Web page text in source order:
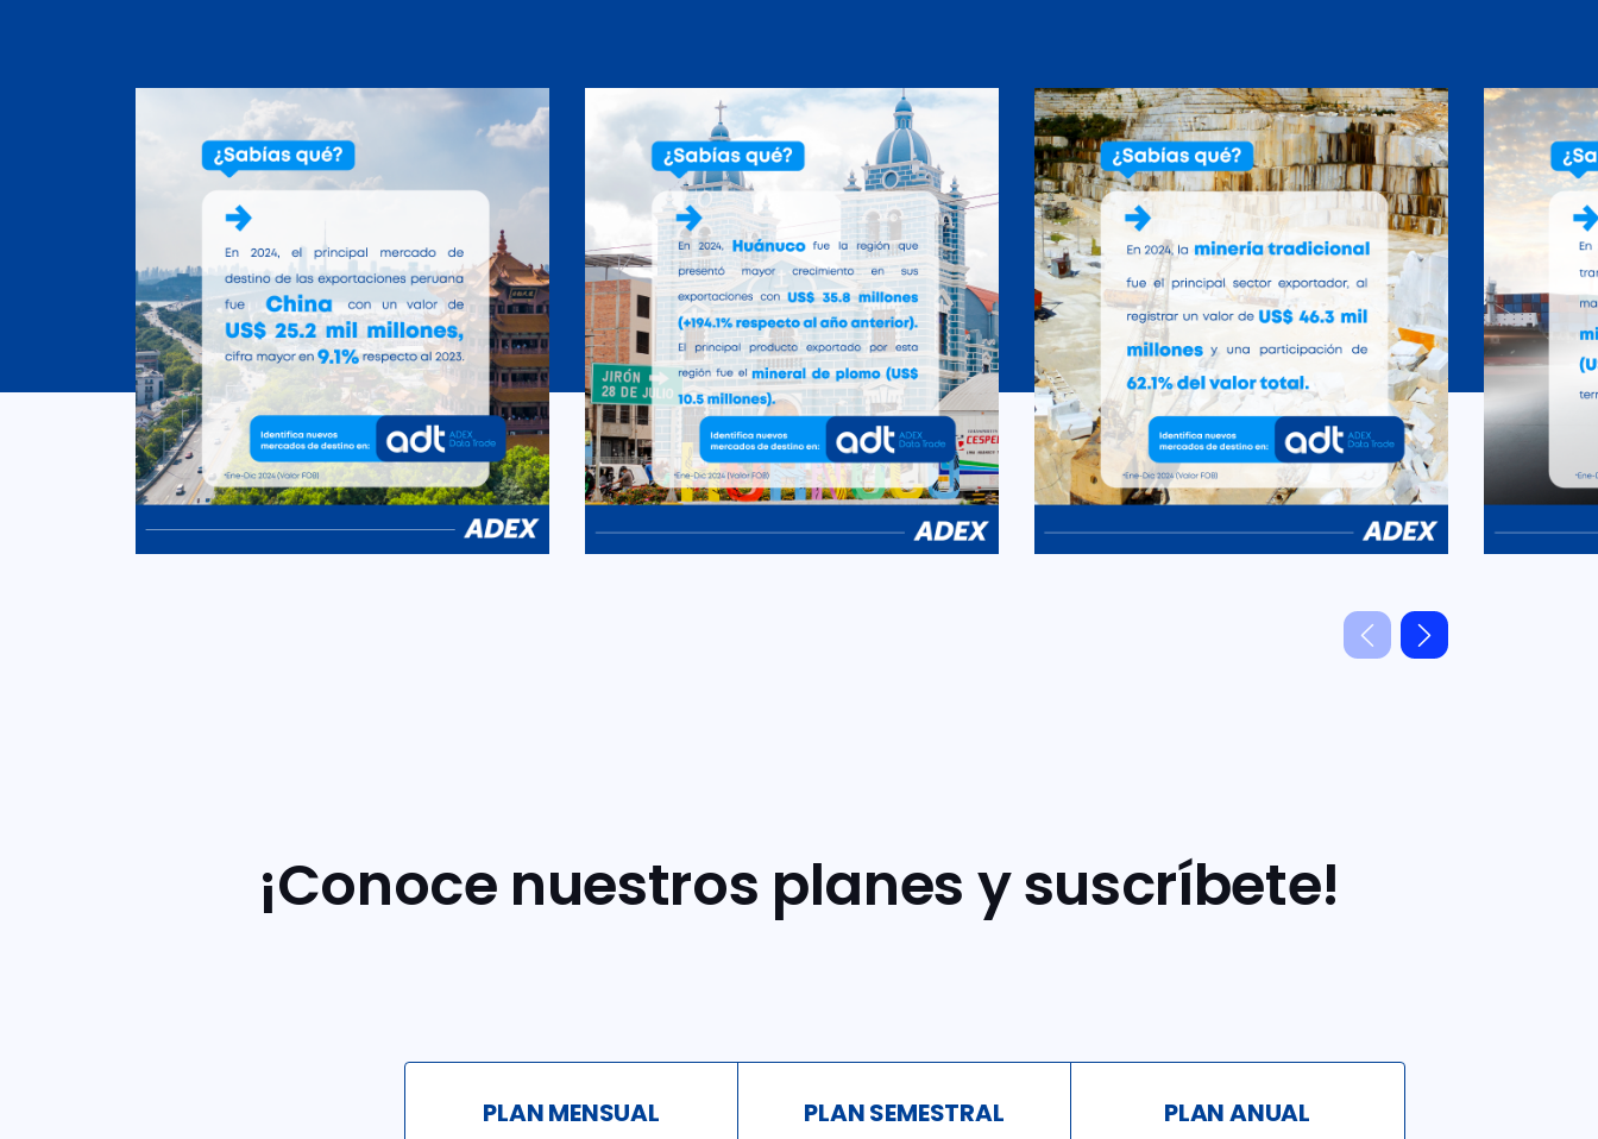
¡Conoce nuestros planes y suscríbete!
PLAN MENSUAL PLAN SEMESTRAL PLAN ANUAL